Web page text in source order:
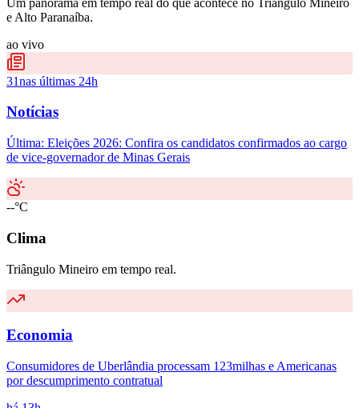
e Alto Paranaíba.
ao vivo
31nas últimas 24h
Notícias
Última: Eleições 2026: Confira os candidatos confirmados ao cargo
de vice-governador de Minas Gerais
--°C
Clima
Triângulo Mineiro em tempo real.
Economia
Consumidores de Uberlândia processam 123milhas e Americanas
por descumprimento contratual